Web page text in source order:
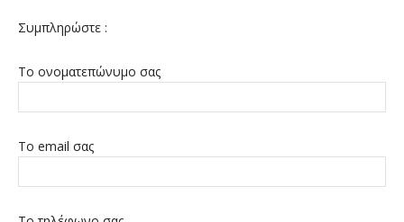
Συμπληρώστε :
Το ονοματεπώνυμο σας
Το email σας